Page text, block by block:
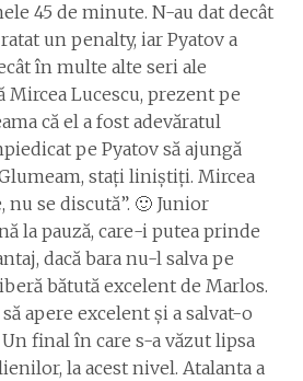
45 de minute. N-au dat decât
un penalty, iar Pyatov a
în multe alte seri ale
Mircea Lucescu, prezent pe
că el a fost adevăratul
pe Pyatov să ajungă
stați liniștiți. Mircea
nu se discută”. 🙂 Junior
la pauză, care-i putea prinde
dacă bara nu-l salva pe
bătută excelent de Marlos.
apere excelent și a salvat-o
final în care s-a văzut lipsa
la acest nivel. Atalanta a